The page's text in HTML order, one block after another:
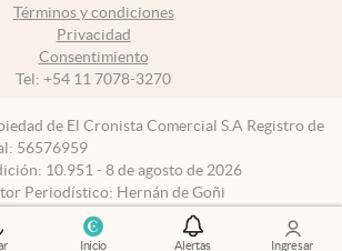
Inicio Alertas Ingresar
Términos y condiciones
Privacidad
Consentimiento
Tel: +54 11 7078-3270
de El Cronista Comercial S.A Registro de
56576959
10.951 - 8 de agosto de 2026
Periodístico: Hernán de Goñi